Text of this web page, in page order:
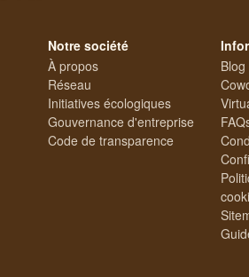
Notre société
À propos
Réseau
Initiatives écologiques
Gouvernance d'entreprise
Code de transparence
Blog